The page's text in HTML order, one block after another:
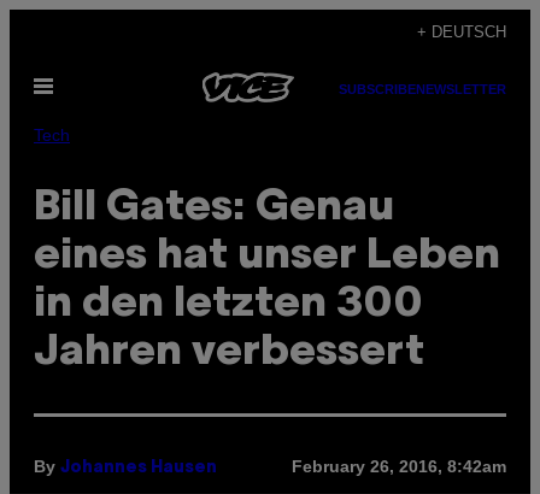
content
+ DEUTSCH
Open
SUBSCRIBENEWSLETTER
Tech
Bill Gates: Genau
eines hat unser Leben
in den letzten 300
Jahren verbessert
By Johannes Hausen February 26, 2016, 8:42am